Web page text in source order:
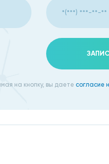
рентген.
эффективные
на кнопку, вы даете согласие